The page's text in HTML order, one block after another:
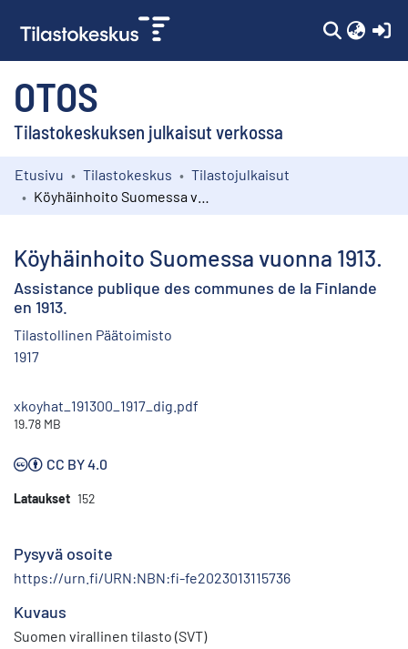
OTOS
Tilastokeskuksen julkaisut verkossa
Kokoelmat
Etusivu Tilastokeskus
Tilastojulkaisut
Köyhäinhoito Suomessa vuonna 1913.
Assistance publique des communes de la Finlande
en 1913.
Tilastollinen Päätoimisto
1917
xkoyhat_191300_1917_dig.pdf
19.78 MB
CC BY 4.0
Lataukset 152
Pysyvä osoite
https://urn.fi/URN:NBN:fi-fe2023013115736
Kuvaus
Suomen virallinen tilasto (SVT)